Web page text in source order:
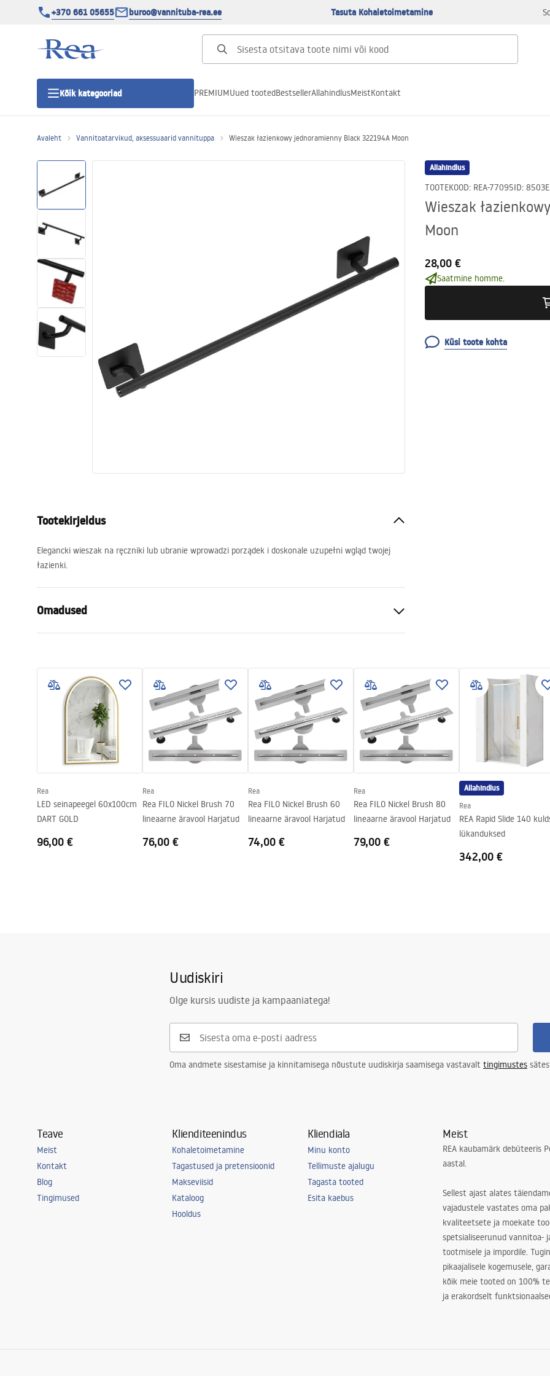
+370 661 05655 buroo@vannituba-rea.ee Tasuta Kohaletoimetamine
Kõik kategooriad
Duši uks
Lineaarne duši äravool
Tualettruumid
Vajub ära
Vannid ja ekraanid
Vannitoa segistid
PREMIUMUued tootedBestsellerAllahindlusMeistKontakt
Avaleht Vannitoatarvikud, aksessuaarid vannituppa Wieszak łazienkowy jednoramienny Black 322194A Moon
Allahindlus
TOOTEKOOD: REA-77095ID: 8503
Wieszak
Moon
28,00 €
Saatmine homme.
Küsi toote kohta
Tootekirjeldus
Elegancki wieszak na ręczniki lub ubranie wprowadzi porządek i doskonale uzupełni wgląd twojej
łazienki.
Omadused
Paigaldusviis
Isekleepuv
Laius
mm
60
Sügavus
mm
Seeria
Moon
Rea
LED seinapeegel 60x100cm
DART GOLD
96,00 €
Rea
Rea FILO Nickel Brush 70
lineaarne äravool Harjatud
76,00 €
Rea
Rea FILO Nickel Brush 60
lineaarne äravool Harjatud
74,00 €
Rea
Rea FILO Nickel Brush 80
lineaarne äravool Harjatud
79,00 €
Allahindlus
Rea
REA Rapid Slide 140
lükanduksed
342,00 €
Uudiskiri
Olge kursis uudiste ja kampaaniatega!
Oma andmete sisestamise ja kinnitamisega nõustute uudiskirja saamisega vastavalt tingimustes
Teave
Meist
Kontakt
Blog
Tingimused
Klienditeenindus
Kohaletoimetamine
Tagastused ja pretensioonid
Makseviisid
Kataloog
Hooldus
Kliendiala
Minu konto
Tellimuste ajalugu
Tagasta tooted
Esita kaebus
Meist
REA kaubamärk debüteeris
aastal.
Sellest ajast alates
vajadustele vastates oma
kvaliteetsete ja moekate
spetsialiseerunud vannitoa-
tootmisele ja impordile.
pikaajalisele kogemusele,
kõik meie tooted on 100%
ja erakordselt